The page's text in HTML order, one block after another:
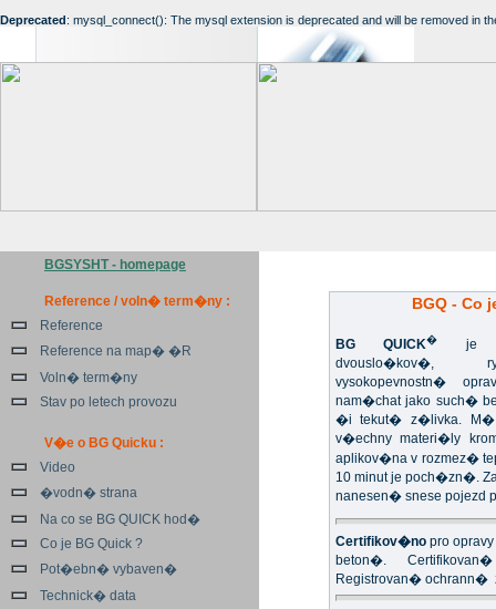
Deprecated: mysql_connect(): The mysql extension is deprecated and will be removed in
BGSYSHT - homepage
Reference / voln� term�ny :
Reference
Reference na map� �R
Voln� term�ny
Stav po letech provozu
V�e o BG Quicku :
Video
�vodn� strana
Na co se BG QUICK hod�
Co je BG Quick ?
Pot�ebn� vybaven�
Technick� data
BGQ - Co
BG QUICK�
je
dvouslo�kov�,
vysokopevnostn�
nam�chat jako such�
�i tekut� z�livka. M�
v�echny materi�ly
aplikov�na v rozmez�
10 minut je poch�zn�.
nanesen� snese pojezd
Certifikov�nopro
beton�.
Registrovan�